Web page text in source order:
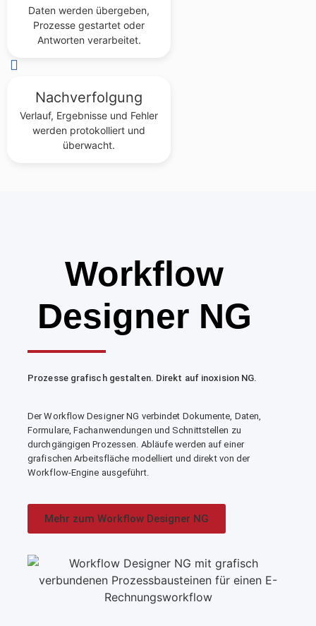
Daten werden übergeben,
Prozesse gestartet oder
Antworten verarbeitet.
Nachverfolgung
Verlauf, Ergebnisse und Fehler
werden protokolliert und
überwacht.
Workflow
Designer NG
Prozesse grafisch gestalten. Direkt auf inoxision NG.
Der Workflow Designer NG verbindet Dokumente, Daten,
Formulare, Fachanwendungen und Schnittstellen zu
durchgängigen Prozessen. Abläufe werden auf einer
grafischen Arbeitsfläche modelliert und direkt von der
Workflow-Engine ausgeführt.
Mehr zum Workflow Designer NG